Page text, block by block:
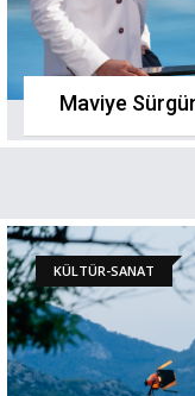
Maviye
KÜLTÜR-SANAT